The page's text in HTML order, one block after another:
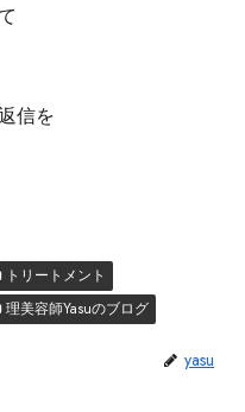
信を
トリートメント
理美容師Yasuのブログ
yasu